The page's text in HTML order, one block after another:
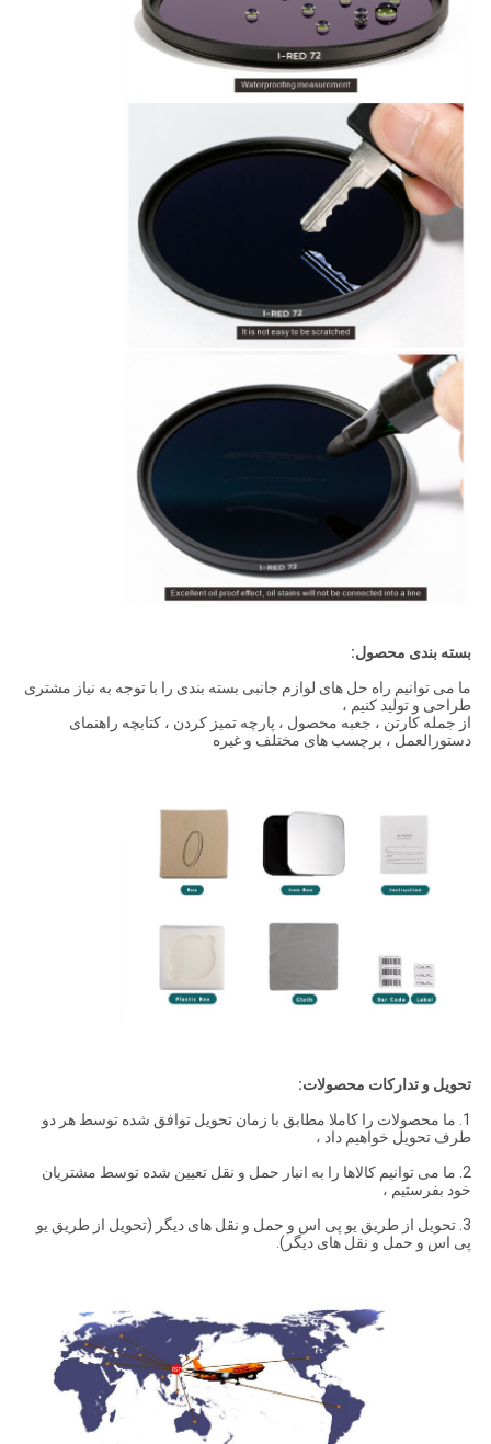
بسته بندی محصول:
ما می توانیم راه حل های لوازم جانبی بسته بندی را با توجه به نیاز مشتری
طراحی و تولید کنیم ،
از جمله کارتن ، جعبه محصول ، پارچه تمیز کردن ، کتابچه راهنمای
دستورالعمل ، برچسب های مختلف و غیره
تحویل و تدارکات محصولات:
1. ما محصولات را کاملا مطابق با زمان تحویل توافق شده توسط هر دو
طرف تحویل خواهیم داد ،
2. ما می توانیم کالاها را به انبار حمل و نقل تعیین شده توسط مشتریان
خود بفرستیم ،
3. تحویل از طریق یو پی اس و حمل و نقل های دیگر (تحویل از طریق یو
پی اس و حمل و نقل های دیگر).